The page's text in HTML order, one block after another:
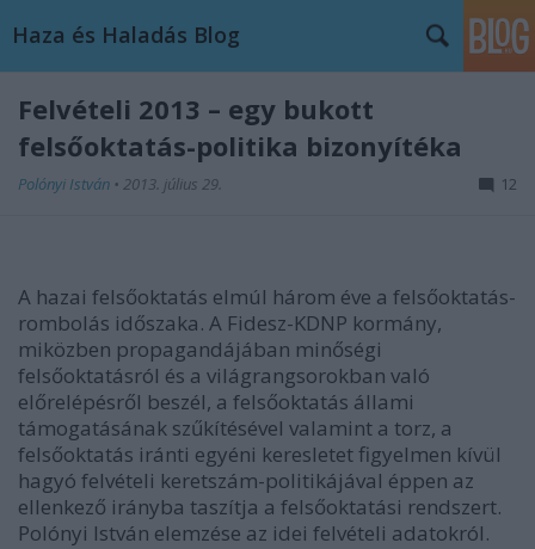
Haza és Haladás Blog
Felvételi 2013 – egy bukott
felsőoktatás-politika bizonyítéka
Polónyi István • 2013. július 29. 12
A hazai felsőoktatás elmúl három éve a felsőoktatás-
rombolás időszaka. A Fidesz-KDNP kormány,
miközben propagandájában minőségi
felsőoktatásról és a világrangsorokban való
előrelépésről beszél, a felsőoktatás állami
támogatásának szűkítésével valamint a torz, a
felsőoktatás iránti egyéni keresletet figyelmen kívül
hagyó felvételi keretszám-politikájával éppen az
ellenkező irányba taszítja a felsőoktatási rendszert.
Polónyi István elemzése az idei felvételi adatokról.